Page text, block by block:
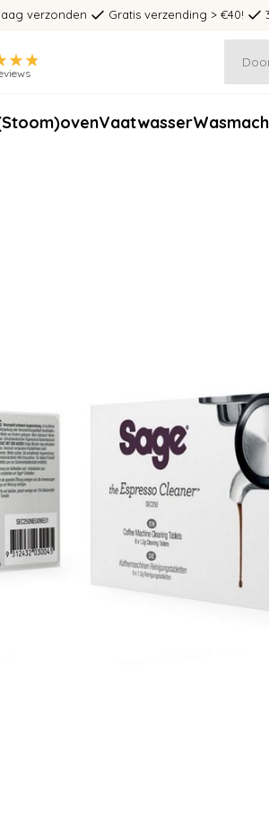
verzonden Gratis verzending > €40!
Vaatwasser